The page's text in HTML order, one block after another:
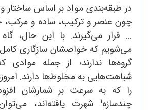
در طبقه‌بندی مواد بر اساس ساختار
چون عنصر و ترکیب، ساده و
... قرار می‌گیرند. با این حال،
می‌شویم که خواصشان سازگاری
گروه‌ها ندارند؛ از جمله
شباهت‌هایی به مخلوط‌ها دارند.
را که به سرعت بر شمارشان
چندسازه1
شهرت یافته‌اند،